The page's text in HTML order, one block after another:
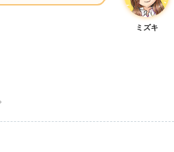
ミズキ